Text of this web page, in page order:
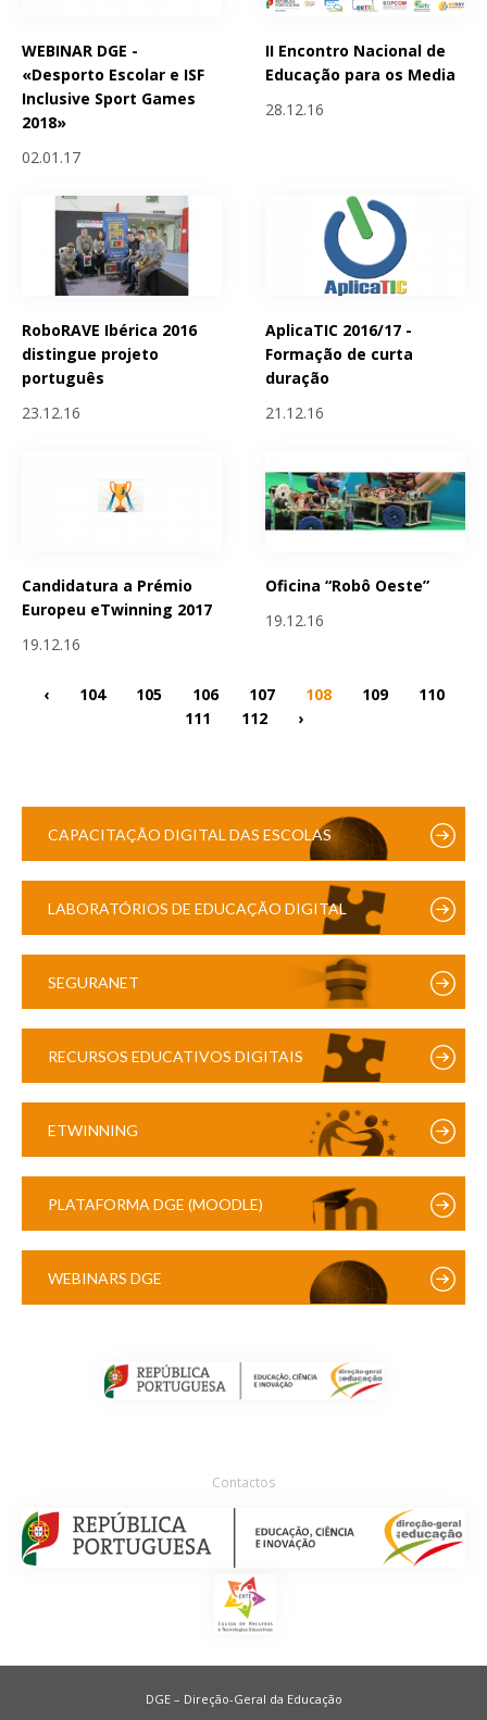
WEBINAR DGE -
«Desporto Escolar e ISF
Inclusive Sport Games
2018»
02.01.17
II Encontro Nacional de
Educação para os Media
28.12.16
RoboRAVE Ibérica 2016
distingue projeto
português
23.12.16
AplicaTIC 2016/17 -
Formação de curta
duração
21.12.16
Candidatura a Prémio
Europeu eTwinning 2017
19.12.16
Oficina “Robô Oeste”
19.12.16
‹ 104 105 106 107 108 109
110
111
112 ›
CAPACITAÇÃO DIGITAL DAS ESCOLAS
LABORATÓRIOS DE EDUCAÇÃO DIGITAL
SEGURANET
RECURSOS EDUCATIVOS DIGITAIS
ETWINNING
PLATAFORMA DGE (MOODLE)
WEBINARS DGE
Contactos
DGE – Direção-Geral da Educação